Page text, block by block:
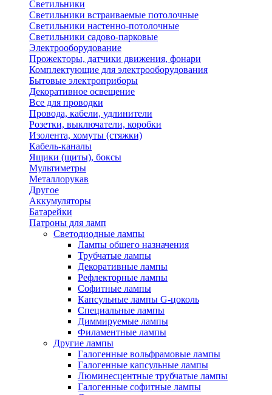
Светильники
Светильники встраиваемые потолочные
Светильники настенно-потолочные
Светильники садово-парковые
Электрооборудование
Прожекторы, датчики движения, фонари
Комплектующие для электрооборудования
Бытовые электроприборы
Декоративное освещение
Все для проводки
Провода, кабели, удлинители
Розетки, выключатели, коробки
Изолента, хомуты (стяжки)
Кабель-каналы
Ящики (щиты), боксы
Мультиметры
Металлорукав
Другое
Аккумуляторы
Батарейки
Патроны для ламп
Светодиодные лампы
Лампы общего назначения
Трубчатые лампы
Декоративные лампы
Рефлекторные лампы
Софитные лампы
Капсульные лампы G-цоколь
Специальные лампы
Диммируемые лампы
Филаментные лампы
Другие лампы
Галогенные вольфрамовые лампы
Галогенные капсульные лампы
Люминесцентные трубчатые лампы
Галогенные софитные лампы